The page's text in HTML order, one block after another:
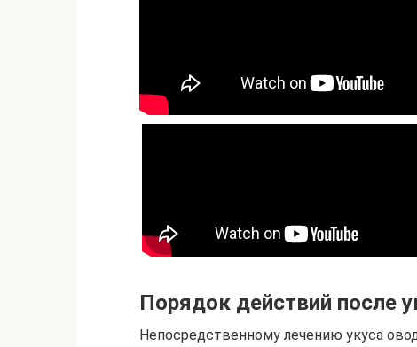
Порядок действий после
Непосредственному лечению укуса